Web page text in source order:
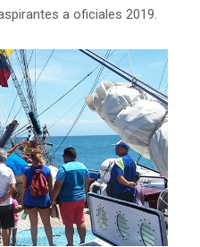
a oficiales 2019.